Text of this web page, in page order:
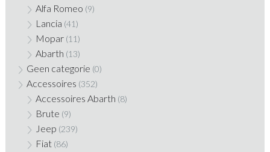
Alfa Romeo (9)
Lancia (41)
Mopar (11)
Abarth (13)
Geen categorie (0)
Accessoires (352)
Accessoires Abarth (8)
Brute (9)
Jeep (239)
Fiat (86)